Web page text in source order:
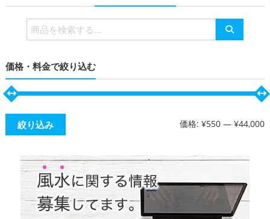
検
索
象:
価格・料金で絞り込む
絞り込み 価格:¥550 —¥44,000